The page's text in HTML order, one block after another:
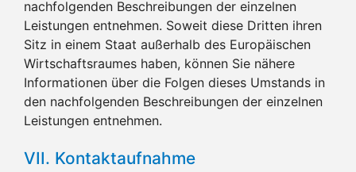
nachfolgenden Beschreibungen der einzelnen
Leistungen entnehmen. Soweit diese Dritten ihren
Sitz in einem Staat außerhalb des Europäischen
Wirtschaftsraumes haben, können Sie nähere
Informationen über die Folgen dieses Umstands in
den nachfolgenden Beschreibungen der einzelnen
Leistungen entnehmen.
VII. Kontaktaufnahme